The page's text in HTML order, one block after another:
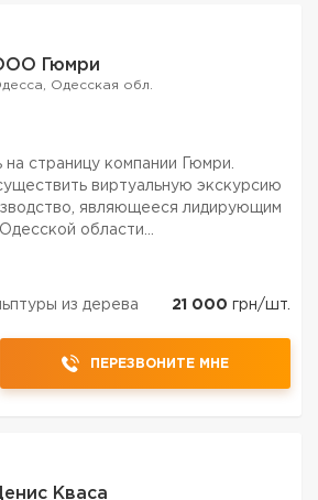
Гюмри
Одесская обл.
страницу компании Гюмри.
виртуальную экскурсию
являющееся лидирующим
области
из неё. Посмотрев галерею
вы сможете ...
из дерева 21 000 грн/шт.
ПЕРЕЗВОНИТЕ МНЕ
Кваса